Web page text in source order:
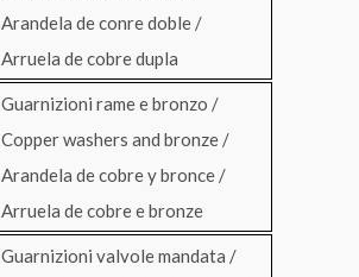
Arandela de conre doble /
Arruela de cobre dupla
Guarnizioni rame e bronzo /
Copper washers and bronze /
Arandela de cobre y bronce /
Arruela de cobre e bronze
Guarnizioni valvole mandata /